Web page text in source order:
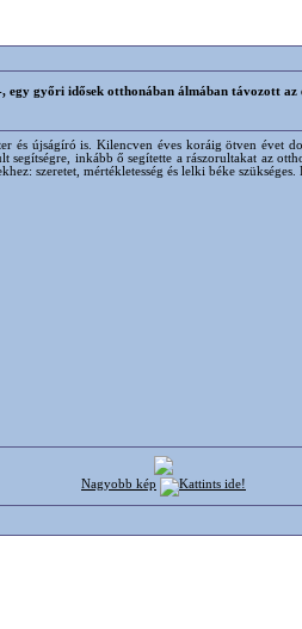
győri idősek otthonában álmában távozott az
és újságíró is. Kilencven éves koráig ötven
segítségre, inkább ő segítette a rászorultakat az
szeretet, mértékletesség és lelki béke
Nagyobb kép